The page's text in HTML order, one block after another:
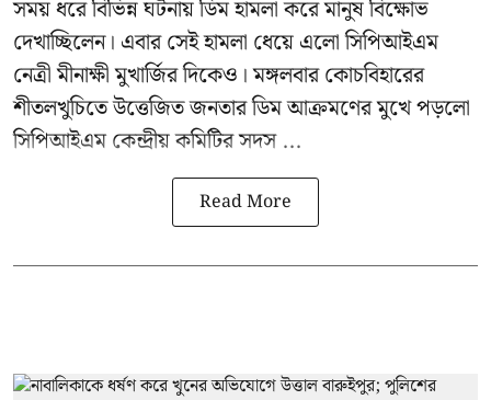
সময় ধরে বিভিন্ন ঘটনায় ডিম হামলা করে মানুষ বিক্ষোভ
দেখাচ্ছিলেন। এবার সেই হামলা ধেয়ে এলোসিপিআইএম
নেত্রী মীনাক্ষী মুখার্জিরদিকেও। মঙ্গলবার কোচবিহারের
শীতলখুচিতে উত্তেজিত জনতার ডিম আক্রমণের মুখে পড়লো
সিপিআইএম কেন্দ্রীয় কমিটির সদস ...
Read More